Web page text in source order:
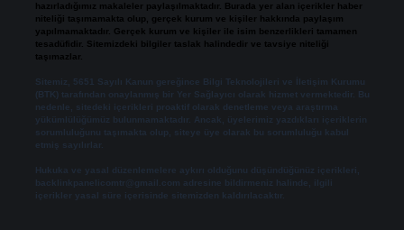
hazırladığımız makaleler paylaşılmaktadır. Burada yer alan içerikler haber
niteliği taşımamakta olup, gerçek kurum ve kişiler hakkında paylaşım
yapılmamaktadır. Gerçek kurum ve kişiler ile isim benzerlikleri tamamen
tesadüfidir. Sitemizdeki bilgiler taslak halindedir ve tavsiye niteliği
taşımazlar.
Sitemiz, 5651 Sayılı Kanun gereğince Bilgi Teknolojileri ve İletişim Kurumu
(BTK) tarafından onaylanmış bir Yer Sağlayıcı olarak hizmet vermektedir. Bu
nedenle, sitedeki içerikleri proaktif olarak denetleme veya araştırma
yükümlülüğümüz bulunmamaktadır. Ancak, üyelerimiz yazdıkları içeriklerin
sorumluluğunu taşımakta olup, siteye üye olarak bu sorumluluğu kabul
etmiş sayılırlar.
Hukuka ve yasal düzenlemelere aykırı olduğunu düşündüğünüz içerikleri,
backlinkpanelicomtr@gmail.com adresine bildirmeniz halinde, ilgili
içerikler yasal süre içerisinde sitemizden kaldırılacaktır.